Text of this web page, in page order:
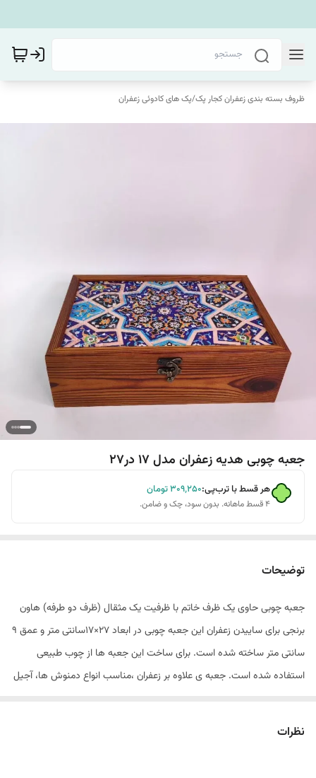
ظروف بسته بندی زعفران کجار پک/پک های کادوئی زعفران
جعبه چوبی هدیه زعفران مدل 17 در27
هر قسط با ترب‌پی:۳۰۹٬۲۵۰تومان
۴ قسط ماهانه. بدون سود، چک و ضامن.
توضیحات
جعبه چوبی حاوی یک ظرف خاتم با ظرفیت یک مثقال (ظرف دو طرفه) هاون
برنجی برای ساییدن زعفران این جعبه چوبی در ابعاد 27×17سانتی متر و عمق 9
سانتی متر ساخته شده است. برای ساخت این جعبه ها از چوب طبیعی
استفاده شده است. جعبه ی علاوه بر زعفران ،مناسب انواع دمنوش ها، آجیل
نظرات